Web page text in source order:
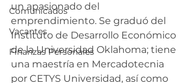
Comunicados
Vacantes
Finanzas Personales
un apasionado del
emprendimiento. Se graduó del
Instituto de Desarrollo Económico
de la Universidad Oklahoma; tiene
una maestría en Mercadotecnia
por CETYS Universidad, así como